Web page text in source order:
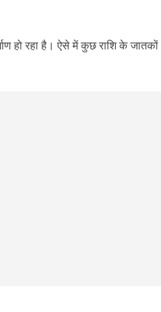
हो रहा है। ऐसे में कुछ राशि के जातकों